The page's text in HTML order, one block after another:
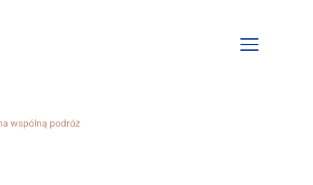
Open
wspólną podróż